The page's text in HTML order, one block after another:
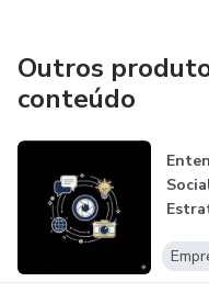
Outros
conteúdo